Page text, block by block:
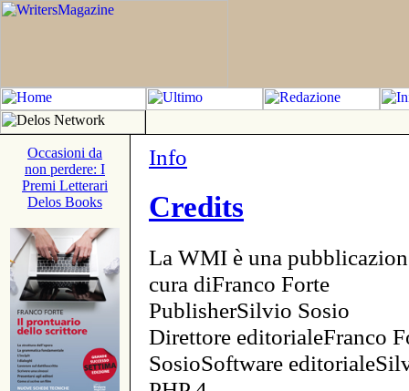
Occasioni da
non perdere: I
Premi Letterari
Delos Books
Info
Credits
La WMI è una
cura diFranco Forte
PublisherSilvio Sosio
Direttore editorialeFranco
SosioSoftware